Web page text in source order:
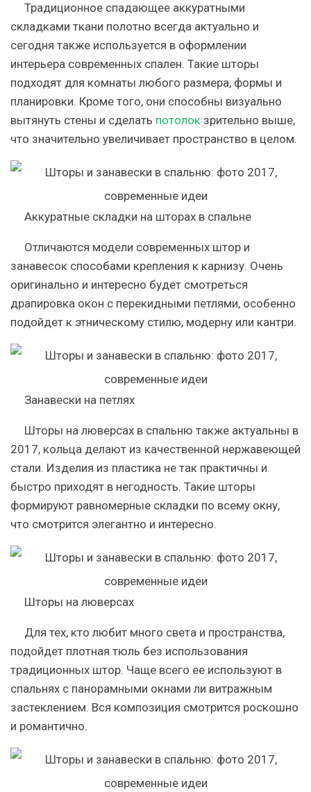
Традиционное спадающее аккуратными
складками ткани полотно всегда актуально и
сегодня также используется в оформлении
интерьера современных спален. Такие шторы
подходят для комнаты любого размера, формы и
планировки. Кроме того, они способны визуально
вытянуть стены и сделать потолок зрительно выше,
что значительно увеличивает пространство в целом.
Аккуратные складки на шторах в спальне
Отличаются модели современных штор и
занавесок способами крепления к карнизу. Очень
оригинально и интересно будет смотреться
драпировка окон с перекидными петлями, особенно
подойдет к этническому стилю, модерну или кантри.
Занавески на петлях
Шторы на люверсах в спальню также актуальны в
2017, кольца делают из качественной нержавеющей
стали. Изделия из пластика не так практичны и
быстро приходят в негодность. Такие шторы
формируют равномерные складки по всему окну,
что смотрится элегантно и интересно.
Шторы на люверсах
Для тех, кто любит много света и пространства,
подойдет плотная тюль без использования
традиционных штор. Чаще всего ее используют в
спальнях с панорамными окнами ли витражным
застеклением. Вся композиция смотрится роскошно
и романтично.